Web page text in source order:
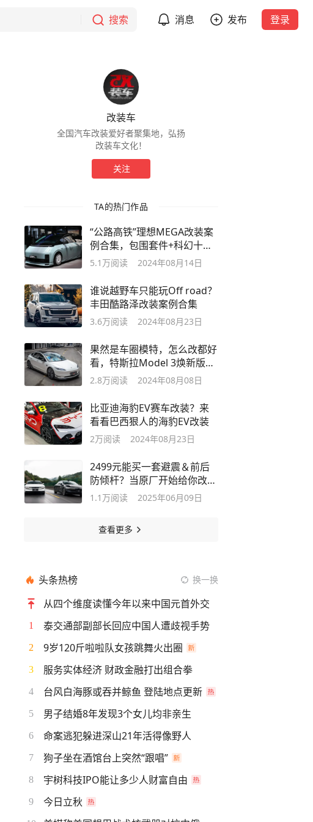
搜索 消息 发布 登录
改装车
全国汽车改装爱好者聚集地，弘扬
改装车文化！
关注
TA的热门作品
“公路高铁”理想MEGA改装案
例合集，包围套件+科幻十足
涂装
5.1万阅读 2024年08月14日
谁说越野车只能玩Off road？
丰田酷路泽改装案例合集
3.6万阅读 2024年08月23日
果然是车圈模特，怎么改都好
看，特斯拉Model 3焕新版改
装合集
2.8万阅读 2024年08月08日
比亚迪海豹EV赛车改装？来
看看巴西狠人的海豹EV改装
2万阅读 2024年08月23日
2499元能买一套避震＆前后
防倾杆？当原厂开始给你改装
件时......
1.1万阅读 2025年06月09日
查看更多
头条热榜 换一换
从四个维度读懂今年以来中国元首外交
1 泰交通部副部长回应中国人遭歧视手势
2 9岁120斤啦啦队女孩跳舞火出圈
3 服务实体经济 财政金融打出组合拳
4 台风白海豚或吞并鲸鱼 登陆地点更新
5 男子结婚8年发现3个女儿均非亲生
6 命案逃犯躲进深山21年活得像野人
7 狗子坐在酒馆台上突然“跟唱”
8 宇树科技IPO能让多少人财富自由
9 今日立秋